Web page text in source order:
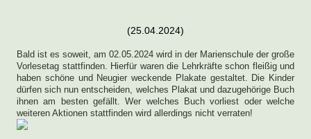
(25.04.2024)
Bald ist es soweit, am 02.05.2024 wird in der Marienschule der große
Vorlesetag stattfinden. Hierfür waren die Lehrkräfte schon fleißig und
haben schöne und Neugier weckende Plakate gestaltet. Die Kinder
dürfen sich nun entscheiden, welches Plakat und dazugehörige Buch
ihnen am besten gefällt. Wer welches Buch vorliest oder welche
weiteren Aktionen stattfinden wird allerdings nicht verraten!